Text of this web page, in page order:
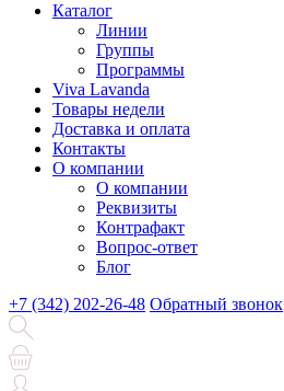
Каталог
Линии
Группы
Программы
Viva Lavanda
Товары недели
Доставка и оплата
Контакты
О компании
О компании
Реквизиты
Контрафакт
Вопрос-ответ
Блог
+7 (342) 202-26-48 Обратный звонок